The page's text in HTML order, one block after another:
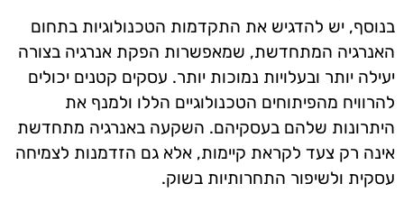
בנוסף, יש להדגיש את התקדמות הטכנולוגיות בתחום
האנרגיה המתחדשת, שמאפשרות הפקת אנרגיה בצורה
יעילה יותר ובעלויות נמוכות יותר. עסקים קטנים יכולים
להרוויח מהפיתוחים הטכנולוגיים הללו ולמנף את
היתרונות שלהם בעסקיהם. השקעה באנרגיה מתחדשת
אינה רק צעד לקראת קיימות, אלא גם הזדמנות לצמיחה
עסקית ולשיפור התחרותיות בשוק.